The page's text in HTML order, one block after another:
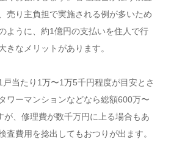
売り主負担で実施される例が多いため
ように、約1億円の支払いを住人で行
きなメリットがあります。
当たり1万〜1万5千円程度が目安とさ
ワーマンションなどなら総額600万〜
が、修理費が数千万円に上る場合もあ
査費用を捻出してもおつりが出ます。